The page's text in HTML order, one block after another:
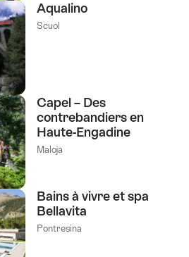
Aqualino
Scuol
Capel – Des
contrebandiers en
Haute-Engadine
Maloja
Bains à vivre et spa
Bellavita
Pontresina